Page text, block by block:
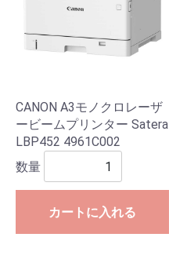
CANON A3モノクロレーザ
ービームプリンター Satera
LBP452 4961C002
数量
カートに入れる